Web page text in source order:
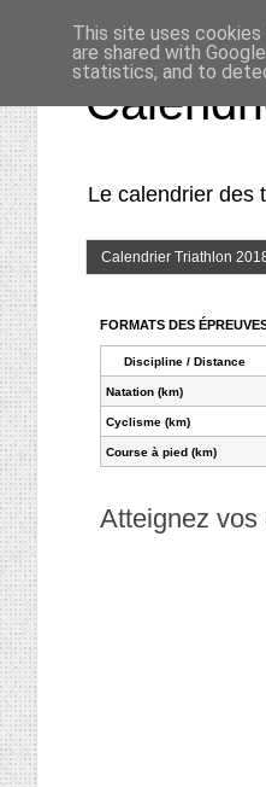
Le calendrier des
Calendrier Triathlon
FORMATS DES
Discipline / Distance
Natation (km)
Cyclisme (km)
Course à pied (km)
Atteignez vos
This site uses
are shared with
statistics, and to